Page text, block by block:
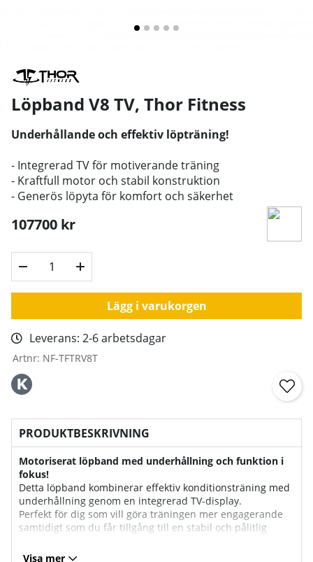
Löpband V8 TV, Thor Fitness
Underhållande och effektiv löpträning!
- Integrerad TV för motiverande träning
- Kraftfull motor och stabil konstruktion
- Generös löpyta för komfort och säkerhet
107700 kr
Lägg i varukorgen
Leverans: 2-6 arbetsdagar
Artnr: NF-TFTRV8T
PRODUKTBESKRIVNING
Motoriserat löpband med underhållning och funktion i
fokus!
Detta löpband kombinerar effektiv konditionsträning med
underhållning genom en integrerad TV-display.
Perfekt för dig som vill göra träningen mer engagerande
samtidigt som du får tillgång till en stabil och pålitlig
Passar både hemmabruk och i mer frekventa
Visa mer